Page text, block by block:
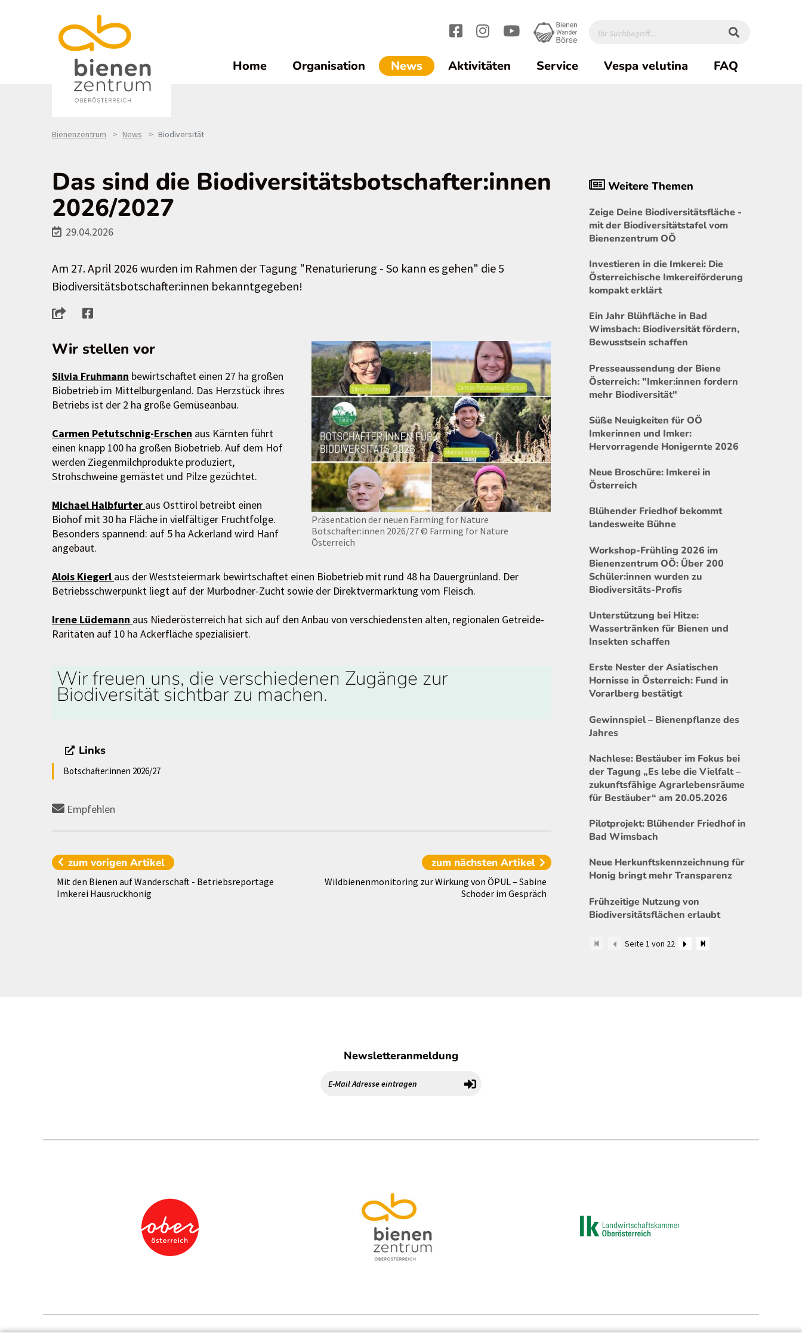
Home Organisation News(current)1
Aktivitäten Service Vespa velutina FAQ
Bienenzentrum News Biodiversität
Das sind die Biodiversitätsbotschafter:innen
2026/2027
29.04.2026
Am 27. April 2026 wurden im Rahmen der Tagung "Renaturierung - So kann es gehen" die 5
Biodiversitätsbotschafter:innen bekanntgegeben!
Präsentation der neuen Farming for Nature
Botschafter:innen 2026/27© Farming for Nature
Österreich
Wir stellen vor
Silvia Fruhmann bewirtschaftet einen 27 ha großen
Biobetrieb im Mittelburgenland. Das Herzstück ihres
Betriebs ist der 2 ha große Gemüseanbau.
Carmen Petutschnig-Erschen aus Kärnten führt
einen knapp 100 ha großen Biobetrieb. Auf dem Hof
werden Ziegenmilchprodukte produziert,
Strohschweine gemästet und Pilze gezüchtet.
Michael Halbfurter aus Osttirol betreibt einen
Biohof mit 30 ha Fläche in vielfältiger Fruchtfolge.
Besonders spannend: auf 5 ha Ackerland wird Hanf
angebaut.
Alois Kiegerl aus der Weststeiermark bewirtschaftet einen Biobetrieb mit rund 48 ha Dauergrünland. Der
Betriebsschwerpunkt liegt auf der Murbodner-Zucht sowie der Direktvermarktung vom Fleisch.
Irene Lüdemann aus Niederösterreich hat sich auf den Anbau von verschiedensten alten, regionalen Getreide-
Raritäten auf 10 ha Ackerfläche spezialisiert.
Wir freuen uns, die verschiedenen Zugänge zur
Biodiversität sichtbar zu machen.
Links
Botschafter:innen 2026/27
Empfehlen
zum vorigenArtikel
Mit den Bienen auf Wanderschaft - Betriebsreportage
Imkerei Hausruckhonig
zum nächsten Artikel
Wildbienenmonitoring zur Wirkung von ÖPUL – Sabine
Schoder im Gespräch
Weitere Themen
Zeige Deine Biodiversitätsfläche -
mit der Biodiversitätstafel vom
Bienenzentrum OÖ
Investieren in die Imkerei: Die
Österreichische Imkereiförderung
kompakt erklärt
Ein Jahr Blühfläche in Bad
Wimsbach: Biodiversität fördern,
Bewusstsein schaffen
Presseaussendung der Biene
Österreich: "Imker:innen fordern
mehr Biodiversität"
Süße Neuigkeiten für OÖ
Imkerinnen und Imker:
Hervorragende Honigernte 2026
Neue Broschüre: Imkerei in
Österreich
Blühender Friedhof bekommt
landesweite Bühne
Workshop-Frühling 2026 im
Bienenzentrum OÖ: Über 200
Schüler:innen wurden zu
Biodiversitäts-Profis
Unterstützung bei Hitze:
Wassertränken für Bienen und
Insekten schaffen
Erste Nester der Asiatischen
Hornisse in Österreich: Fund in
Vorarlberg bestätigt
Gewinnspiel – Bienenpflanze des
Jahres
Nachlese: Bestäuber im Fokus bei
der Tagung „Es lebe die Vielfalt –
zukunftsfähige Agrarlebensräume
für Bestäuber“ am 20.05.2026
Pilotprojekt: Blühender Friedhof in
Bad Wimsbach
Neue Herkunftskennzeichnung für
Honig bringt mehr Transparenz
Frühzeitige Nutzung von
Biodiversitätsflächen erlaubt
Seite 1 von 22
Newsletteranmeldung